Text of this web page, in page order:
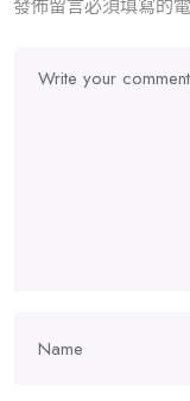
發佈留言必須填寫的